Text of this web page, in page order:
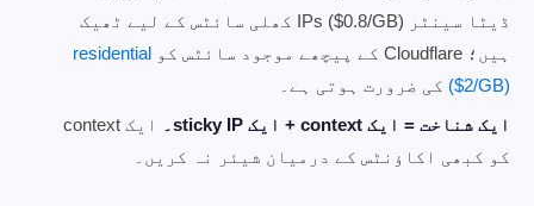
ڈیٹا سینٹر IPs ($0.8/GB) کھلی سائٹس کے لیے ٹھیک
ہیں؛ Cloudflare کے پیچھے موجود سائٹس کو
residential
($2/GB) کی ضرورت ہوتی ہے۔
ایک شناخت = ایک context + ایک sticky IP۔
ایک context
کو کبھی اکاؤنٹس کے درمیان شیئر نہ کریں۔